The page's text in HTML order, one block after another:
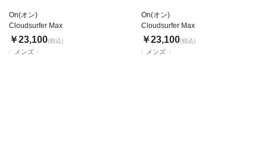
メンズ
On(オン)
Cloudsurfer Max
￥23,100(税込)
メンズ
On(オン)
Cloudsurfer Max
￥23,100(税込)